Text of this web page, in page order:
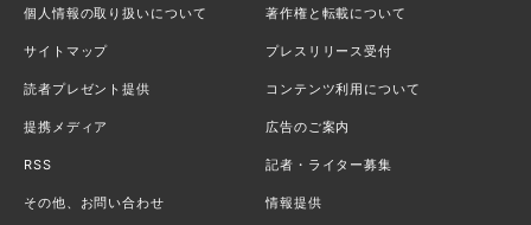
個人情報の取り扱いについて 著作権と転載について
サイトマップ プレスリリース受付
読者プレゼント提供 コンテンツ利用について
提携メディア 広告のご案内
RSS 記者・ライター募集
その他、お問い合わせ 情報提供